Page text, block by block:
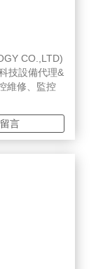
CO.,LTD)
技設備代理&
維修、監控
團隊成員來
類電控產品
方式，維修
面板及
質，相信創
化，發揮團
學習，勇於
留言